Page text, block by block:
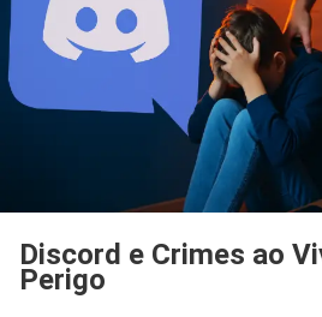
Discord e Crimes ao
Perigo